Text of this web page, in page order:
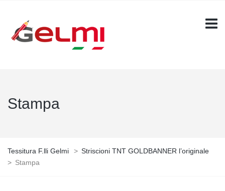
Stampa
Tessitura F.lli Gelmi > Striscioni TNT GOLDBANNER l’originale
> Stampa